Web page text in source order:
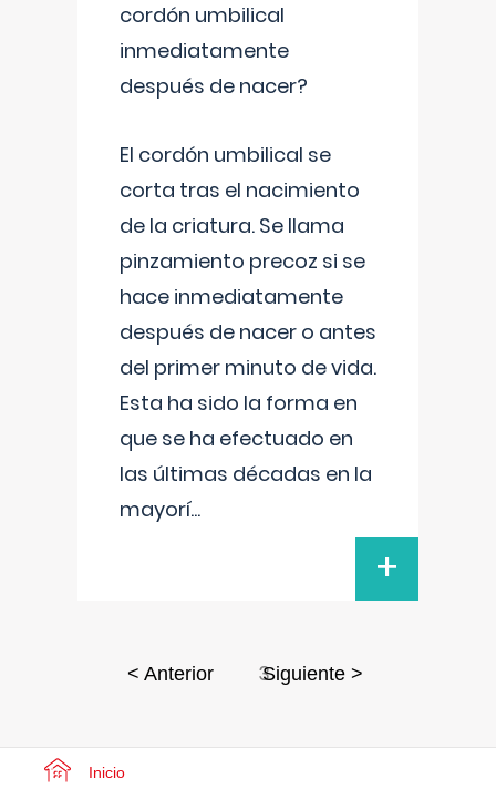
cordón umbilical
inmediatamente
después de nacer?
El cordón umbilical se
corta tras el nacimiento
de la criatura. Se llama
pinzamiento precoz si se
hace inmediatamente
después de nacer o antes
del primer minuto de vida.
Esta ha sido la forma en
que se ha efectuado en
las últimas décadas en la
mayorí...
+
< Anterior 3Siguiente >
Inicio